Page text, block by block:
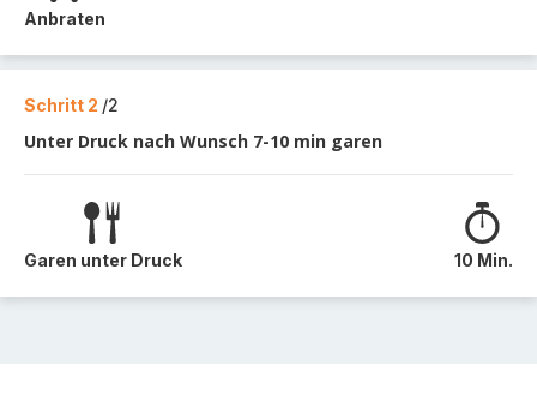
Anbraten
Schritt 2 /2
Unter Druck nach Wunsch 7-10 min garen
Garen unter Druck 10 Min.